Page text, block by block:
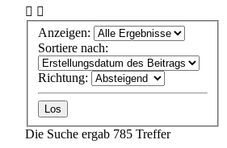
Anzeigen:
Sortiere nach:
Richtung:
Die Suche ergab 785 Treffer